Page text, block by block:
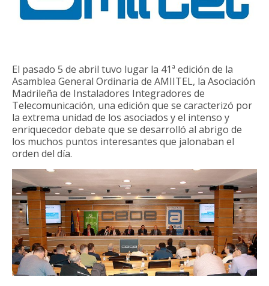
El pasado 5 de abril tuvo lugar la 41ª edición de la
Asamblea General Ordinaria de AMIITEL, la Asociación
Madrileña de Instaladores Integradores de
Telecomunicación, una edición que se caracterizó por
la extrema unidad de los asociados y el intenso y
enriquecedor debate que se desarrolló al abrigo de
los muchos puntos interesantes que jalonaban el
orden del día.